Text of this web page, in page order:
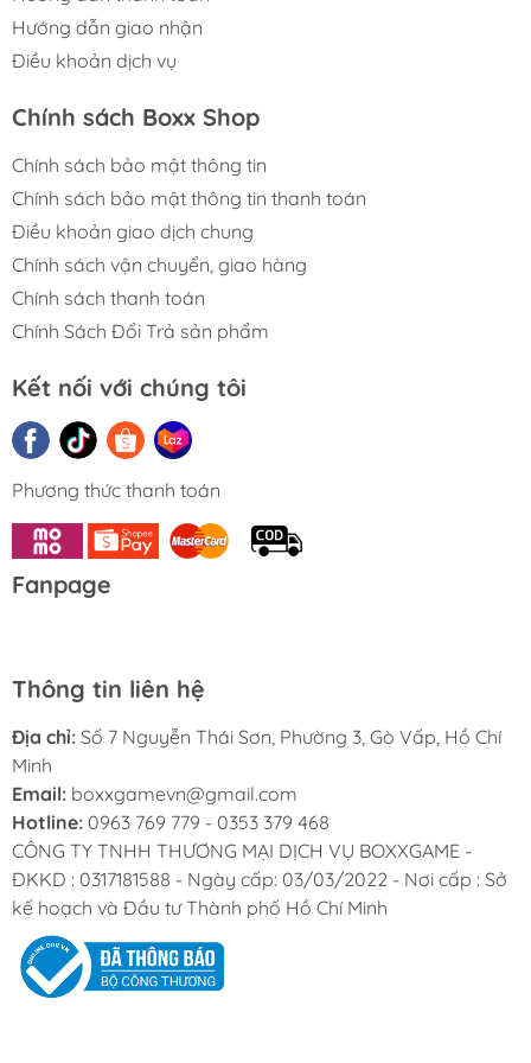
- Sản phẩm được bảo hành trong vòng 12 tháng trong
các lỗi được xác định là do nhà sản xuất.
Hướng dẫn giao nhận
Điều khoản dịch vụ
Chính sách Boxx Shop
Chính sách bảo mật thông tin
Chính sách bảo mật thông tin thanh toán
Điều khoản giao dịch chung
Chính sách vận chuyển, giao hàng
Chính sách thanh toán
Chính Sách Đổi Trả sản phẩm
Kết nối với chúng tôi
Phương thức thanh toán
Fanpage
Thông tin liên hệ
Địa chỉ: Số 7 Nguyễn Thái Sơn, Phường 3, Gò Vấp, Hồ Chí
Minh
Email: boxxgamevn@gmail.com
Hotline: 0963 769 779 - 0353 379 468
CÔNG TY TNHH THƯƠNG MẠI DỊCH VỤ BOXXGAME -
ĐKKD : 0317181588 - Ngày cấp: 03/03/2022 - Nơi cấp : Sở
kế hoạch và Đầu tư Thành phố Hồ Chí Minh